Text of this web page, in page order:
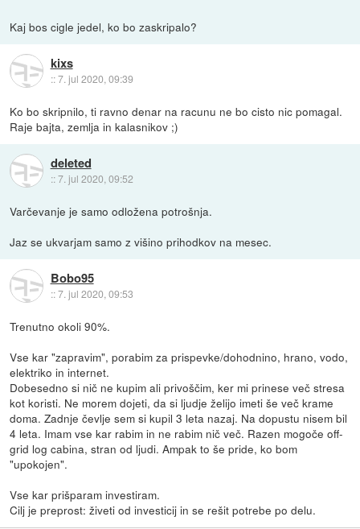
Kaj bos cigle jedel, ko bo zaskripalo?
kixs
::7. jul 2020, 09:39
Ko bo skripnilo, ti ravno denar na racunu ne bo cisto nic pomagal.
Raje bajta, zemlja in kalasnikov ;)
deleted
::7. jul 2020, 09:52
Varčevanje je samo odložena potrošnja.
Jaz se ukvarjam samo z višino prihodkov na mesec.
Bobo95
::7. jul 2020, 09:53
Trenutno okoli 90%.
Vse kar "zapravim", porabim za prispevke/dohodnino, hrano, vodo,
elektriko in internet.
Dobesedno si nič ne kupim ali privoščim, ker mi prinese več stresa
kot koristi. Ne morem dojeti, da si ljudje želijo imeti še več krame
doma. Zadnje čevlje sem si kupil 3 leta nazaj. Na dopustu nisem bil
4 leta. Imam vse kar rabim in ne rabim nič več. Razen mogoče off-
grid log cabina, stran od ljudi. Ampak to še pride, ko bom
"upokojen".
Vse kar prišparam investiram.
Cilj je preprost: živeti od investicij in se rešit potrebe po delu.